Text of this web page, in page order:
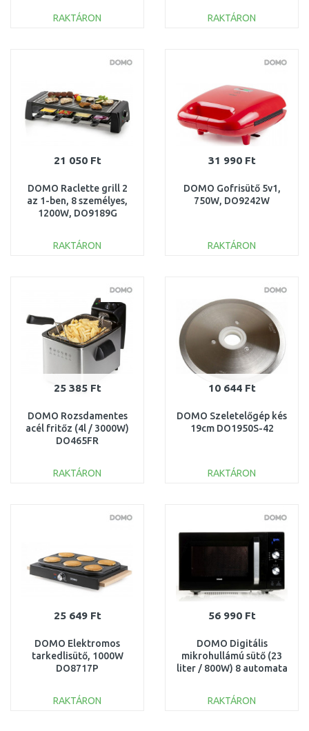
RAKTÁRON
Összehasonlítás
RAKTÁRON
Összehasonlítás
21 050 Ft
DOMO Raclette grill 2
az 1-ben, 8 személyes,
1200W, DO9189G
RAKTÁRON
Összehasonlítás
31 990 Ft
DOMO Gofrisütő 5v1,
750W, DO9242W
RAKTÁRON
Összehasonlítás
25 385 Ft
DOMO Rozsdamentes
acél fritőz (4l / 3000W)
DO465FR
RAKTÁRON
Összehasonlítás
10 644 Ft
DOMO Szeletelőgép kés
19cm DO1950S-42
RAKTÁRON
Összehasonlítás
25 649 Ft
DOMO Elektromos
tarkedlisütő, 1000W
DO8717P
RAKTÁRON
56 990 Ft
DOMO Digitális
mikrohullámú sütő (23
liter / 800W) 8 automata
RAKTÁRON